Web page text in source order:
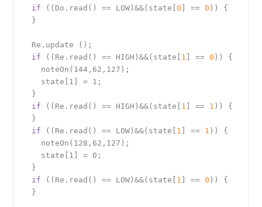
if ((Do.read() == LOW)&&(state[ 0 ] == 0 )) {
  }
  Re.update ();
if ((Re.read() == HIGH)&&(state[ 1 ] == 0 )) {
    noteOn(144,62,127);
    state[1] = 1;
  }
if ((Re.read() == HIGH)&&(state[ 1 ] == 1 )) {
  }
if ((Re.read() == LOW)&&(state[ 1 ] == 1 )) {
    noteOn(128,62,127);
    state[1] = 0;
  }
if ((Re.read() == LOW)&&(state[ 1 ] == 0 )) {
  }